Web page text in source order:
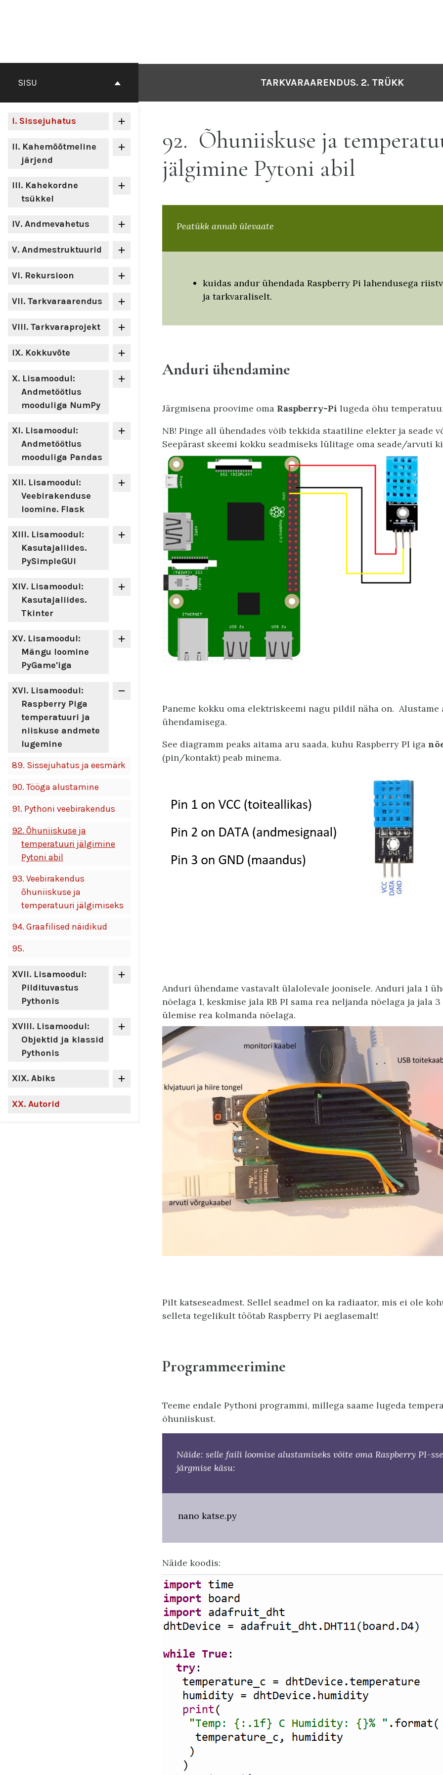
SISU
I. Sissejuhatus
II. Kahemõõtmeline
järjend
III. Kahekordne
tsükkel
IV. Andmevahetus
V. Andmestruktuurid
VI. Rekursioon
VII. Tarkvaraarendus
VIII. Tarkvaraprojekt
IX. Kokkuvõte
X. Lisamoodul:
Andmetöötlus
mooduliga NumPy
XI. Lisamoodul:
Andmetöötlus
mooduliga Pandas
XII. Lisamoodul:
Veebirakenduse
loomine. Flask
XIII. Lisamoodul:
Kasutajaliides.
PySimpleGUI
XIV. Lisamoodul:
Kasutajaliides.
Tkinter
XV. Lisamoodul:
Mängu loomine
PyGame'iga
XVI. Lisamoodul:
Raspberry Piga
temperatuuri ja
niiskuse andmete
lugemine
89. Sissejuhatus ja eesmärk
90. Tööga alustamine
91. Pythoni veebirakendus
92. Õhuniiskuse ja
temperatuuri jälgimine
Pytoni abil
93. Veebirakendus
õhuniiskuse ja
temperatuuri jälgimiseks
94. Graafilised näidikud
95.
XVII. Lisamoodul:
Pildituvastus
Pythonis
XVIII. Lisamoodul:
Objektid ja klassid
Pythonis
XIX. Abiks
XX. Autorid
TARKVARAARENDUS. 2. TRÜKK
92
Õhuniiskuse ja
jälgimine Pytoni abil
Peatükk annab ülevaate
kuidas andur ühendada Raspberry Pi lahendusega
ja tarkvaraliselt.
Anduri ühendamine
Järgmisena proovime oma Raspberry-Pi lugeda õhu
NB! Pinge all ühendades võib tekkida staatiline elekter ja seade
Seepärast skeemi kokku seadmiseks lülitage oma seade/arvuti
Paneme kokku oma elektriskeemi nagu pildil näha on. Alustame
ühendamisega.
See diagramm peaks aitama aru saada, kuhu Raspberry PI iga
(pin/kontakt) peab minema.
Anduri ühendame vastavalt ülalolevale joonisele. Anduri jala 1
nõelaga 1, keskmise jala RB PI sama rea neljanda nõelaga ja jala
ülemise rea kolmanda nõelaga.
Pilt katseseadmest. Sellel seadmel on ka radiaator, mis ei ole
selleta tegelikult töötab Raspberry Pi aeglasemalt!
Programmeerimine
Teeme endale Pythoni programmi, millega saame lugeda
õhuniiskust.
Näide: selle faili loomise alustamiseks võite oma Raspberry PI-
järgmise käsu:
nano katse.py
Näide koodis: